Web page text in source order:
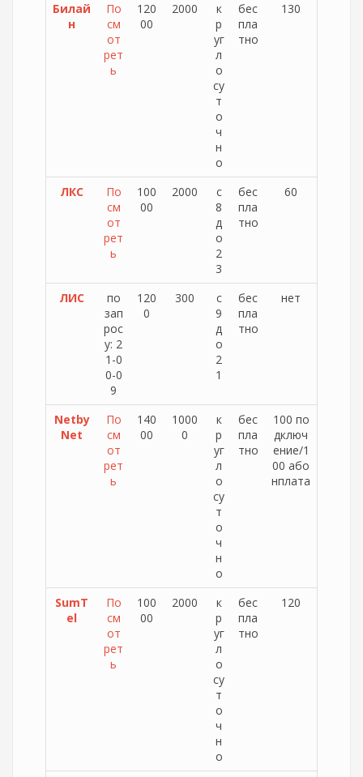
Билай
н
По
см
от
рет
ь
120
00
2000
к
р
уг
л
о
су
т
о
ч
н
о
бес
пла
тно
130
ЛКС
По
см
от
рет
ь
100
00
2000
с
8
д
о
2
3
бес
пла
тно
60
ЛИС
по
зап
рос
у: 2
1-0
0-0
9
120
0
300
с
9
д
о
2
1
бес
пла
тно
нет
Netby
Net
По
см
от
рет
ь
140
00
1000
0
к
р
уг
л
о
су
т
о
ч
н
о
бес
пла
тно
100 по
дключ
ение/1
00 або
нплата
SumT
el
По
см
от
рет
ь
100
00
2000
к
р
уг
л
о
су
т
о
ч
н
о
бес
пла
тно
120